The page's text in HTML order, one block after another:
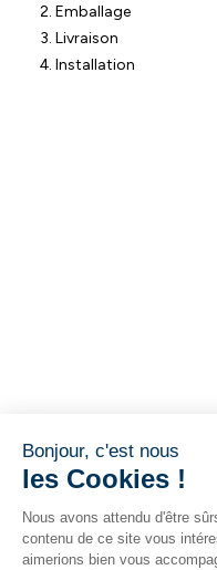
Emballage
Livraison
Installation